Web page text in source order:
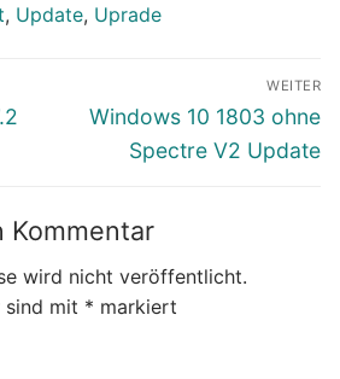
, Update, Uprade
WEITER
Nächster
Beitrag:
Windows 10 1803 ohne
Spectre V2 Update
Kommentar
wird nicht veröffentlicht.
sind mit * markiert